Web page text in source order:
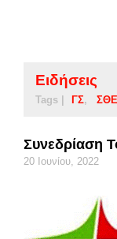
Ειδήσεις
Tags | ΓΣ
Συνεδρίαση
20 Ιουνίου, 2022